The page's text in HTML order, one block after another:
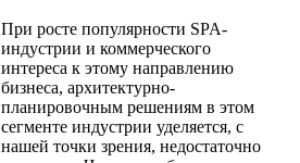
При росте популярности SPA-
индустрии и коммерческого
интереса к этому направлению
бизнеса, архитектурно-
планировочным решениям в этом
сегменте индустрии уделяется, с
нашей точки зрения, недостаточно